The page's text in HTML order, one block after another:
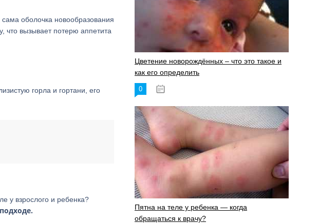
сама оболочка новообразования
что вызывает потерю аппетита
горла и гортани, его
у взрослого и ребенка?
Цветение новорождённых – что это такое и
как его определить
0
Пятна на теле у ребенка — когда
обращаться к врачу?